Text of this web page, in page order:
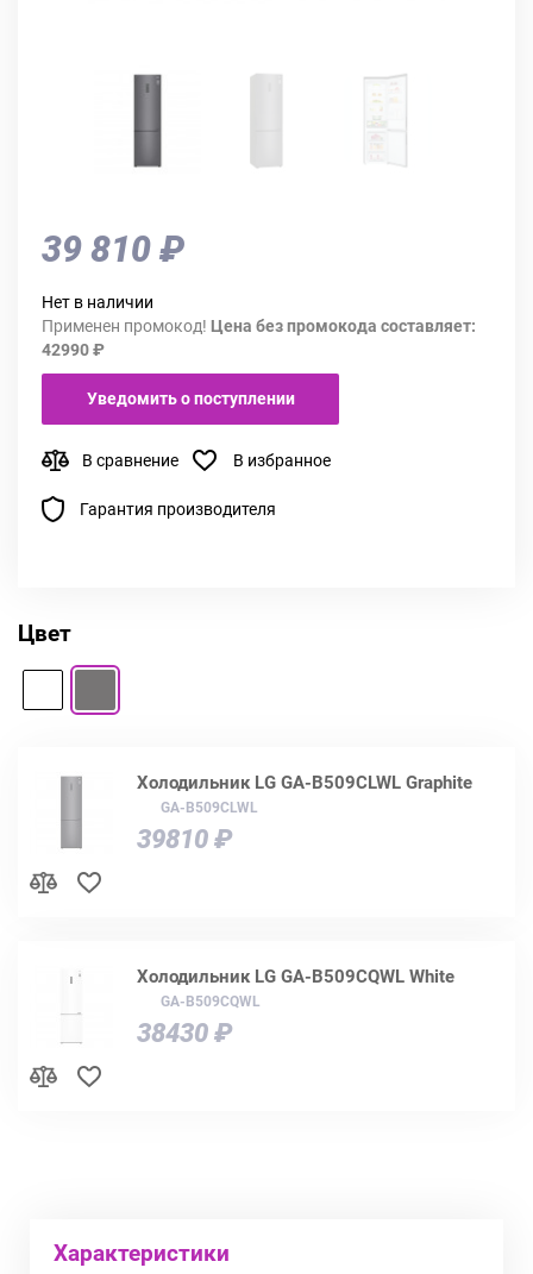
39 810 ₽
Нет в наличии
Применен промокод! Цена без промокода составляет:
42990 ₽
Уведомить о поступлении
В сравнение В избранное
Гарантия производителя
Цвет
Холодильник LG GA-B509CLWL Graphite
GA-B509CLWL
39810 ₽
Холодильник LG GA-B509CQWL White
GA-B509CQWL
38430 ₽
Характеристики